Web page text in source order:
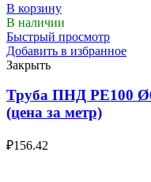
В корзину
В наличии
Быстрый просмотр
Добавить в избранное
Закрыть
Труба ПНД РЕ100
(цена за метр)
₽156.42